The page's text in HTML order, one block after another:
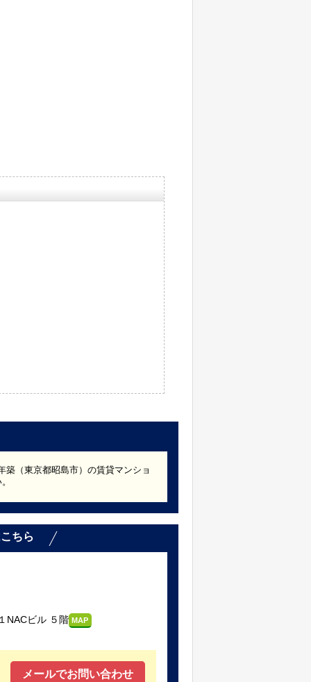
築（東京都昭島市）の賃貸マンショ
ちら
NACビル ５階 MAP
メールでお問い合わせ